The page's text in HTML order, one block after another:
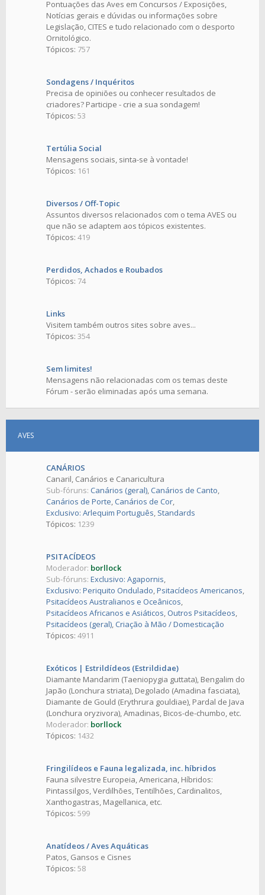
Pontuações das Aves em Concursos / Exposições,
Notícias gerais e dúvidas ou informações sobre
Legislação, CITES e tudo relacionado com o desporto
Ornitológico.
Tópicos: 757
Sondagens / Inquéritos
Precisa de opiniões ou conhecer resultados de
criadores? Participe - crie a sua sondagem!
Tópicos: 53
Tertúlia Social
Mensagens sociais, sinta-se à vontade!
Tópicos: 161
Diversos / Off-Topic
Assuntos diversos relacionados com o tema AVES ou
que não se adaptem aos tópicos existentes.
Tópicos: 419
Perdidos, Achados e Roubados
Tópicos: 74
Links
Visitem também outros sites sobre aves...
Tópicos: 354
Sem limites!
Mensagens não relacionadas com os temas deste
Fórum - serão eliminadas após uma semana.
AVES
CANÁRIOS
Canaril, Canários e Canaricultura
Sub-fóruns: Canários (geral),Canários de Canto,
Canários de Porte,Canários de Cor,
Exclusivo: Arlequim Português, Standards
Tópicos: 1239
PSITACÍDEOS
Moderador: borllock
Sub-fóruns: Exclusivo: Agapornis,
Exclusivo: Periquito Ondulado,Psitacídeos Americanos,
Psitacídeos Australianos e Oceânicos,
Psitacídeos Africanos e Asiáticos, Outros Psitacídeos,
Psitacídeos (geral),Criação à Mão / Domesticação
Tópicos: 4911
Exóticos | Estrildídeos (Estrildidae)
Diamante Mandarim (Taeniopygia guttata), Bengalim do
Japão (Lonchura striata), Degolado (Amadina fasciata),
Diamante de Gould (Erythrura gouldiae), Pardal de Java
(Lonchura oryzivora), Amadinas, Bicos-de-chumbo, etc.
Moderador: borllock
Tópicos: 1432
Fringilídeos e Fauna legalizada, inc. híbridos
Fauna silvestre Europeia, Americana, Híbridos:
Pintassilgos, Verdilhões, Tentilhões, Cardinalitos,
Xanthogastras, Magellanica, etc.
Tópicos: 599
Anatídeos / Aves Aquáticas
Patos, Gansos e Cisnes
Tópicos: 58